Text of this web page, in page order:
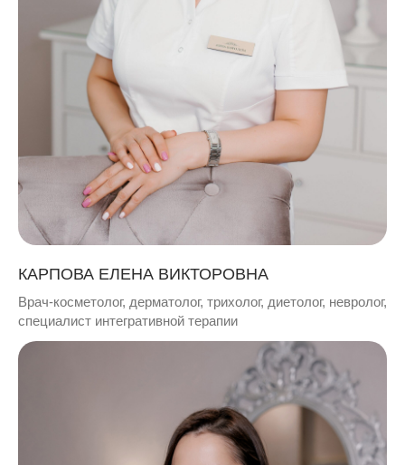
КАРПОВА ЕЛЕНА ВИКТОРОВНА
Врач-косметолог, дерматолог, трихолог, диетолог, невролог,
специалист интегративной терапии